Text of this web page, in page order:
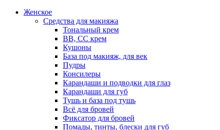
Женское
Средства для макияжа
Тональный крем
BB, CC крем
Кушоны
База под макияж, для век
Пудры
Консилеры
Карандаши и подводки для глаз
Карандаши для губ
Тушь и база под тушь
Всё для бровей
Фиксатор для бровей
Помады, тинты, блески для губ